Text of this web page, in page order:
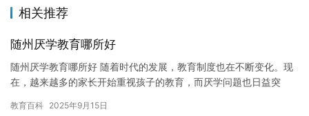
相关推荐
随州厌学教育哪所好
随州厌学教育哪所好 随着时代的发展，教育制度也在不断变化。现
在，越来越多的家长开始重视孩子的教育，而厌学问题也日益突
务。在…
教育百科 2025年9月15日